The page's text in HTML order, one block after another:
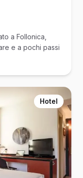
a Follonica,
e a pochi passi
Hotel